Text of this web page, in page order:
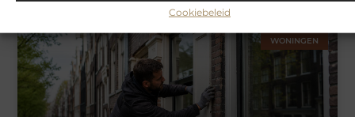
Cookiebeleid
WONINGEN